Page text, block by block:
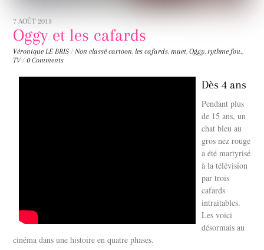
7 AOÛT 2013
Oggy et les cafards
Véronique LE BRIS / Non classé cartoon,les cafards,muet,Oggy,rythme fou.,
TV / 0 Comments
Dès 4 ans
Pendant plus
de 15 ans, un
chat bleu au
gros nez rouge
a été martyrisé
à la télévision
par trois
cafards
intraitables.
Les voici
désormais au
cinéma dans une histoire en quatre phases.